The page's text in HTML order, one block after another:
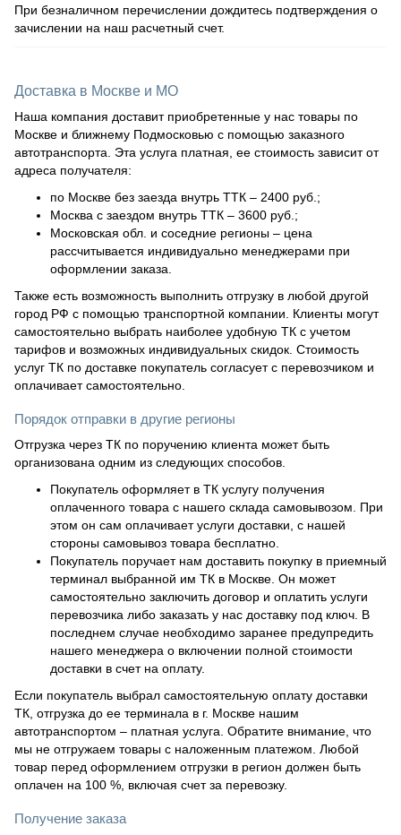
При безналичном перечислении дождитесь подтверждения о
зачислении на наш расчетный счет.
Доставка в Москве и МО
Наша компания доставит приобретенные у нас товары по
Москве и ближнему Подмосковью с помощью заказного
автотранспорта. Эта услуга платная, ее стоимость зависит от
адреса получателя:
по Москве без заезда внутрь ТТК – 2400 руб.;
Москва с заездом внутрь ТТК – 3600 руб.;
Московская обл. и соседние регионы – цена
рассчитывается индивидуально менеджерами при
оформлении заказа.
Также есть возможность выполнить отгрузку в любой другой
город РФ с помощью транспортной компании. Клиенты могут
самостоятельно выбрать наиболее удобную ТК с учетом
тарифов и возможных индивидуальных скидок. Стоимость
услуг ТК по доставке покупатель согласует с перевозчиком и
оплачивает самостоятельно.
Порядок отправки в другие регионы
Отгрузка через ТК по поручению клиента может быть
организована одним из следующих способов.
Покупатель оформляет в ТК услугу получения
оплаченного товара с нашего склада самовывозом. При
этом он сам оплачивает услуги доставки, с нашей
стороны самовывоз товара бесплатно.
Покупатель поручает нам доставить покупку в приемный
терминал выбранной им ТК в Москве. Он может
самостоятельно заключить договор и оплатить услуги
перевозчика либо заказать у нас доставку под ключ. В
последнем случае необходимо заранее предупредить
нашего менеджера о включении полной стоимости
доставки в счет на оплату.
Если покупатель выбрал самостоятельную оплату доставки
ТК, отгрузка до ее терминала в г. Москве нашим
автотранспортом – платная услуга. Обратите внимание, что
мы не отгружаем товары с наложенным платежом. Любой
товар перед оформлением отгрузки в регион должен быть
оплачен на 100 %, включая счет за перевозку.
Получение заказа